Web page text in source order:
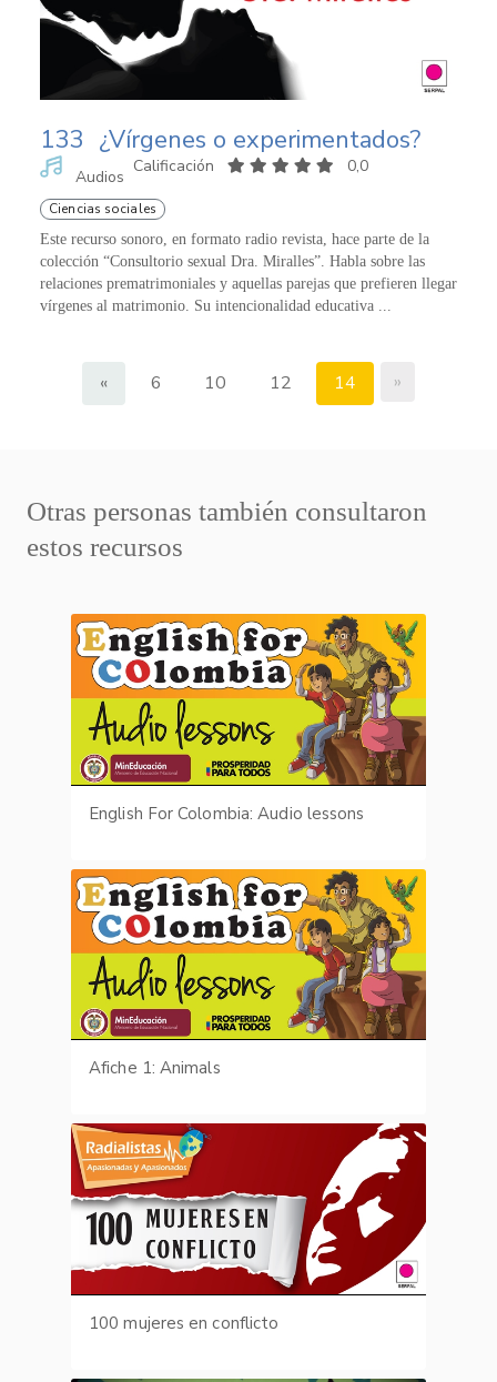
133 ¿Vírgenes o experimentados?
Audios
Calificación 0,0
Ciencias sociales
Este recurso sonoro, en formato radio revista, hace parte de la
colección “Consultorio sexual Dra. Miralles”. Habla sobre las
relaciones prematrimoniales y aquellas parejas que prefieren llegar
vírgenes al matrimonio. Su intencionalidad educativa ...
« 6 10 12 14 »
Otras personas también consultaron
estos recursos
English For Colombia: Audio lessons
Afiche 1: Animals
100 mujeres en conflicto